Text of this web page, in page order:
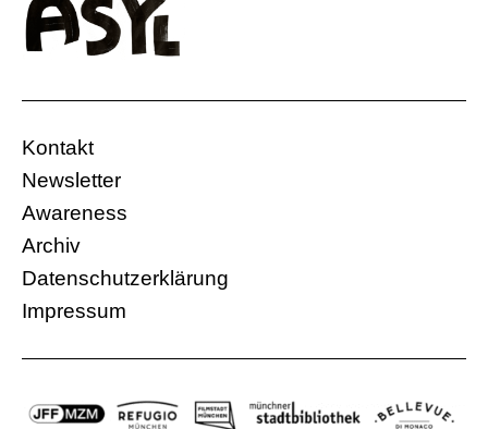
Kontakt
Newsletter
Awareness
Archiv
Datenschutzerklärung
Impressum